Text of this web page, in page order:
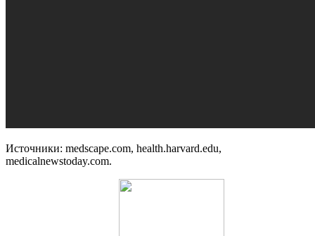
Источники: medscape.com, health.harvard.edu,
medicalnewstoday.com.